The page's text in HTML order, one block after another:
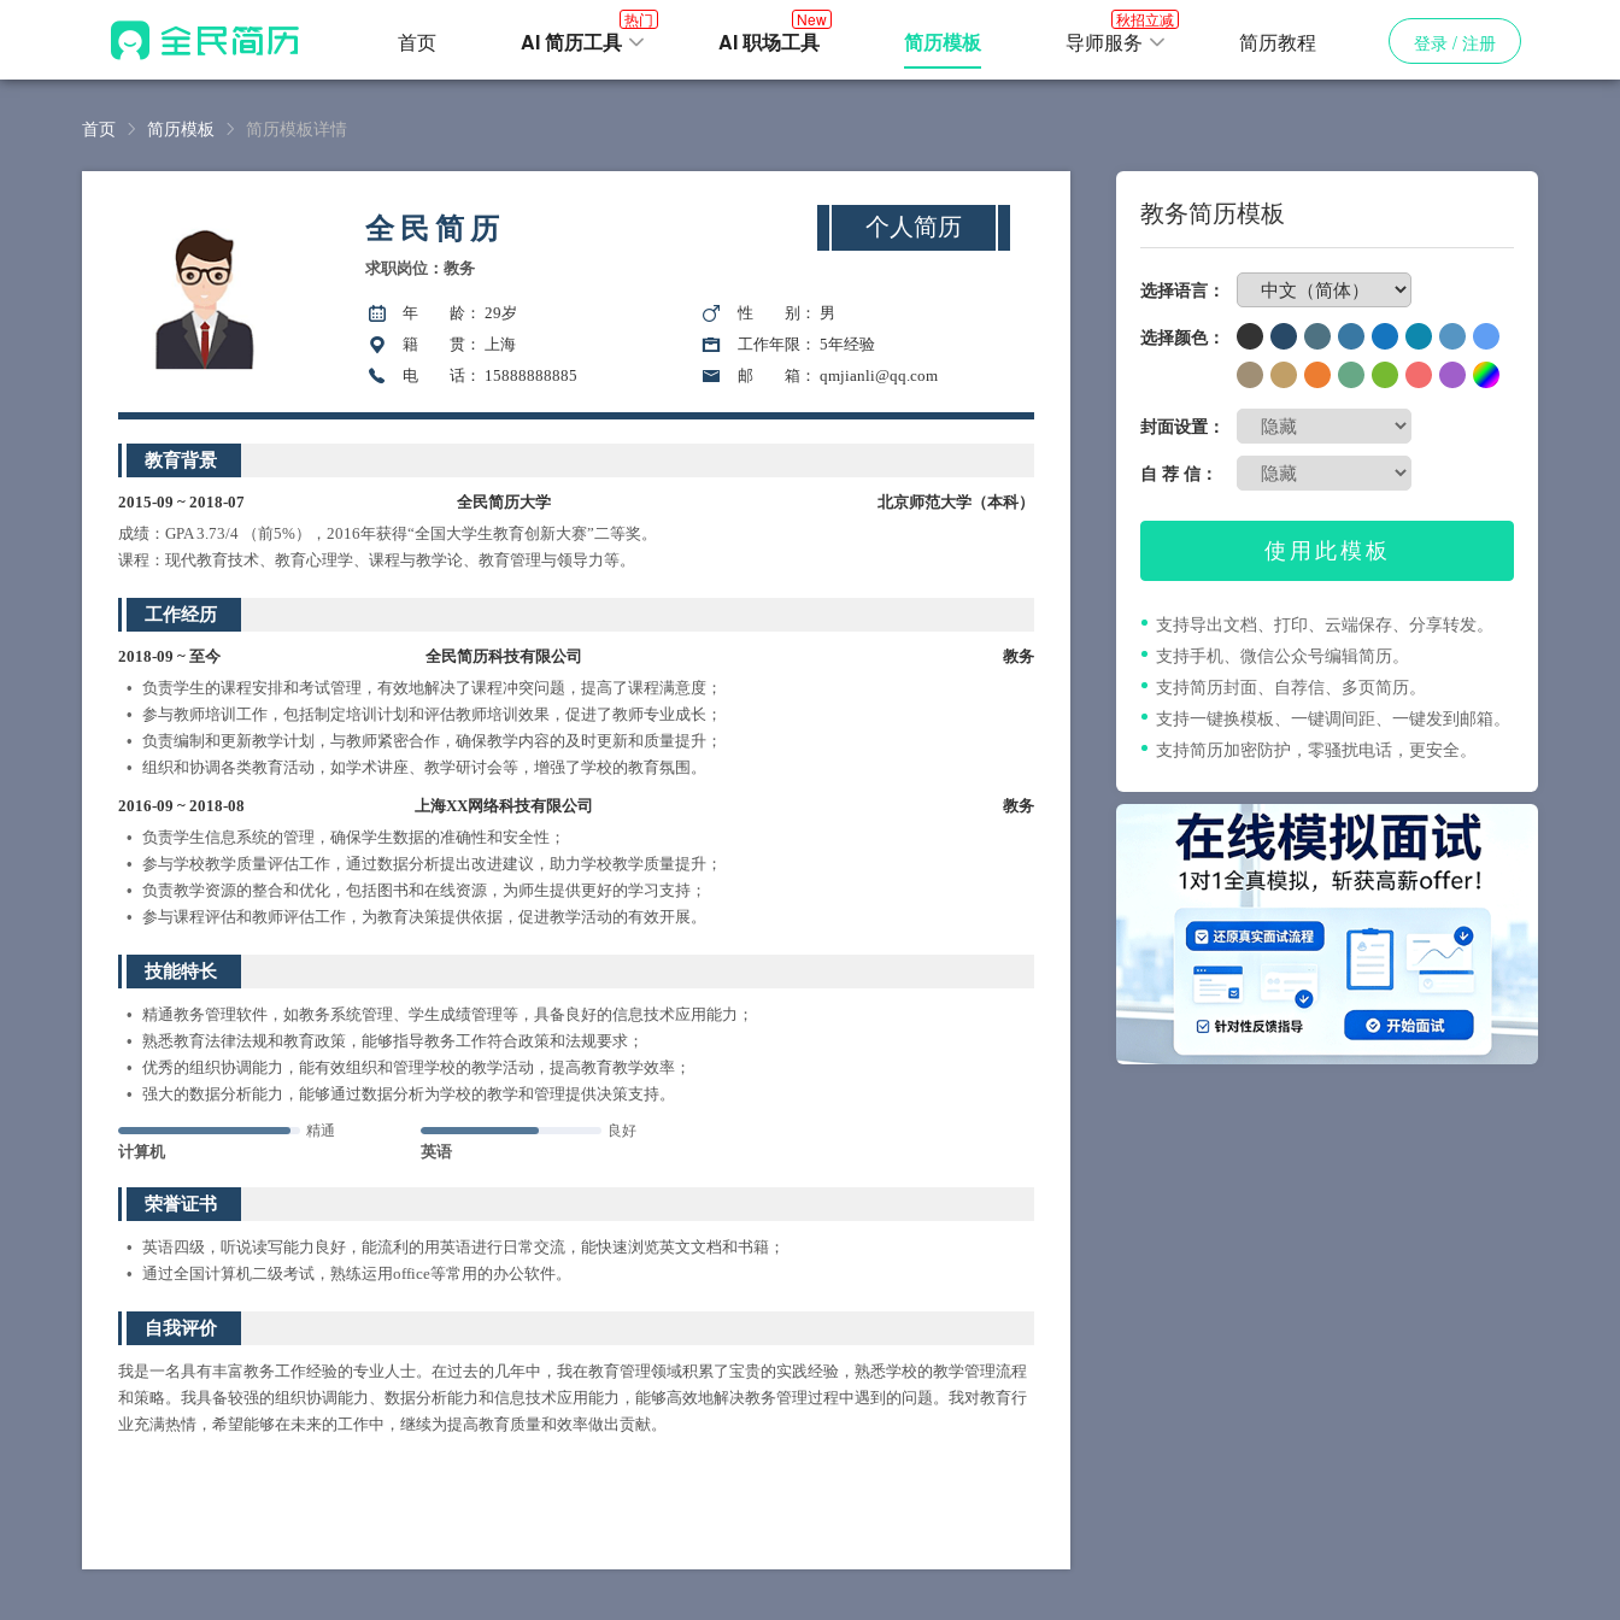
首页 AI 简历工具
热门
AI 职场工具
New
简历模板 导师服务
秋招立减
简历教程 登录 / 注册
首页 简历模板 简历模板详情
教务简历模板
选择语言：
选择颜色：
封面设置：
自 荐 信：
使用此模板
支持导出文档、打印、云端保存、分享转发。
支持手机、微信公众号编辑简历。
支持简历封面、自荐信、多页简历。
支持一键换模板、一键调间距、一键发到邮箱。
支持简历加密防护，零骚扰电话，更安全。
个人简历
全民简历
求职岗位：教务
年 龄 ： 29岁 性 别 ： 男
籍 贯 ： 上海 工作年限 ： 5年经验
电 话 ： 15888888885 邮 箱： qmjianli@qq.com
教育背景
2015-09 ~ 2018-07 全民简历大学 北京师范大学（本科）
成绩：GPA 3.73/4 （前5%），2016年获得“全国大学生教育创新大赛”二等奖。
课程：现代教育技术、教育心理学、课程与教学论、教育管理与领导力等。
工作经历
2018-09 ~ 至今 全民简历科技有限公司
教务
负责学生的课程安排和考试管理，有效地解决了课程冲突问题，提高了课程满意度；
参与教师培训工作，包括制定培训计划和评估教师培训效果，促进了教师专业成长；
负责编制和更新教学计划，与教师紧密合作，确保教学内容的及时更新和质量提升；
组织和协调各类教育活动，如学术讲座、教学研讨会等，增强了学校的教育氛围。
2016-09 ~ 2018-08 上海XX网络科技有限公司
教务
负责学生信息系统的管理，确保学生数据的准确性和安全性；
参与学校教学质量评估工作，通过数据分析提出改进建议，助力学校教学质量提升；
负责教学资源的整合和优化，包括图书和在线资源，为师生提供更好的学习支持；
参与课程评估和教师评估工作，为教育决策提供依据，促进教学活动的有效开展。
技能特长
精通教务管理软件，如教务系统管理、学生成绩管理等，具备良好的信息技术应用能力；
熟悉教育法律法规和教育政策，能够指导教务工作符合政策和法规要求；
优秀的组织协调能力，能有效组织和管理学校的教学活动，提高教育教学效率；
强大的数据分析能力，能够通过数据分析为学校的教学和管理提供决策支持。
计算机
精通
英语
良好
荣誉证书
英语四级，听说读写能力良好，能流利的用英语进行日常交流，能快速浏览英文文档和书籍；
通过全国计算机二级考试，熟练运用office等常用的办公软件。
自我评价
我是一名具有丰富教务工作经验的专业人士。在过去的几年中，我在教育管理领域积累了宝贵的实践经验，熟悉学校的教学管理流程
和策略。我具备较强的组织协调能力、数据分析能力和信息技术应用能力，能够高效地解决教务管理过程中遇到的问题。我对教育行
业充满热情，希望能够在未来的工作中，继续为提高教育质量和效率做出贡献。